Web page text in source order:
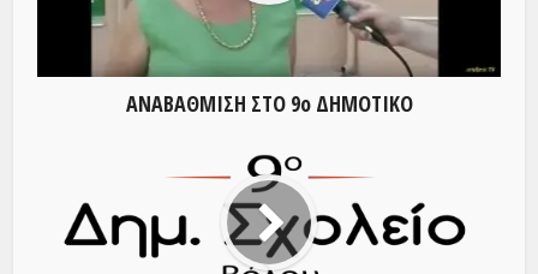
ΑΝΑΒΑΘΜΙΣΗ ΣΤΟ 9ο ΔΗΜΟΤΙΚΟ